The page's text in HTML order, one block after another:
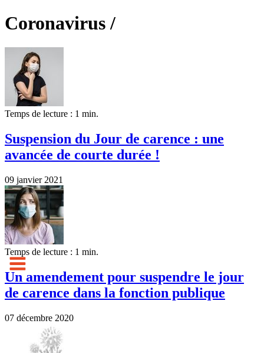
Coronavirus /
Temps de lecture : 1 min.
Suspension du Jour de carence : une
avancée de courte durée !
09 janvier 2021
Temps de lecture : 1 min.
Un amendement pour suspendre le jour
de carence dans la fonction publique
07 décembre 2020